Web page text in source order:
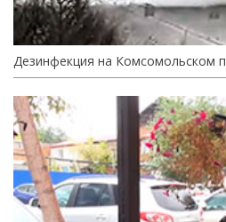
Дезинфекция на Комсомольском